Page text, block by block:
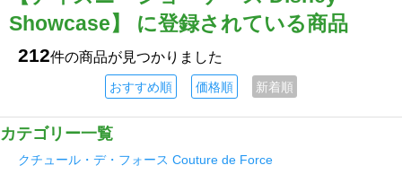
Showcase】 に登録されている商品
212件の商品が見つかりました
おすすめ順 価格順 新着順
カテゴリー一覧
クチュール・デ・フォース Couture de Force